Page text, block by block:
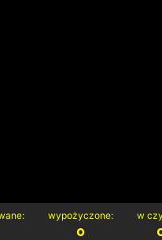
wypożyczone:
0
w